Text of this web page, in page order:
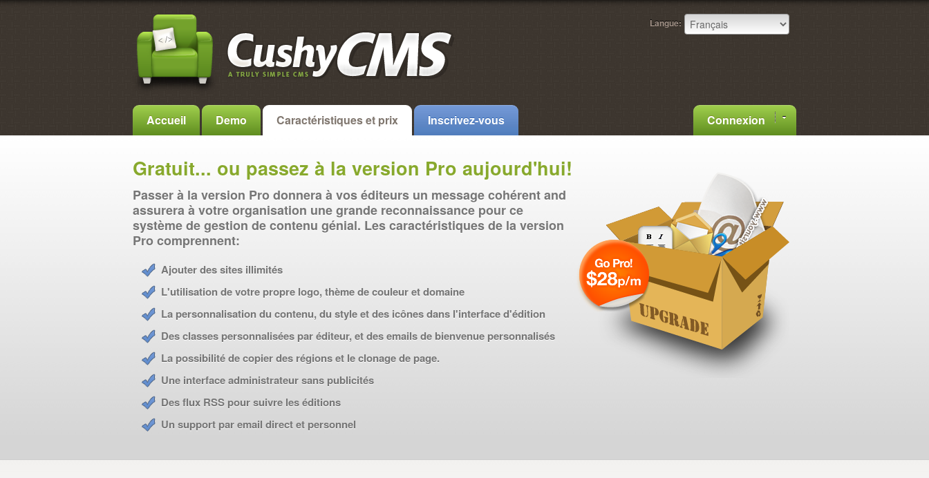
Langue:
Accueil Demo Caractéristiques et prix Inscrivez-vous Connexion
Gratuit... ou passez à la version Pro aujourd'hui!
Passer à la version Pro donnera à vos éditeurs un message cohérent and
assurera à votre organisation une grande reconnaissance pour ce
système de gestion de contenu génial. Les caractéristiques de la version
Pro comprennent:
Ajouter des sites illimités
L'utilisation de votre propre logo, thème de couleur et domaine
La personnalisation du contenu, du style et des icônes dans l'interface d'édition
Des classes personnalisées par éditeur, et des emails de bienvenue personnalisés
La possibilité de copier des régions et le clonage de page.
Une interface administrateur sans publicités
Des flux RSS pour suivre les éditions
Un support par email direct et personnel